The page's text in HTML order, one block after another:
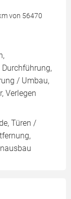
von 56470
/ Umbau,
Verlegen
Türen /